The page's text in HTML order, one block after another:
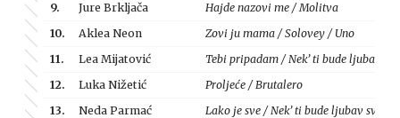
9.
Jure Brkljača
Hajde nazovi me / Molitva
10.
Aklea Neon
Zovi ju mama / Solovey / Uno
11.
Lea Mijatović
Tebi pripadam / Nek’ ti bude ljubav sva
12.
Luka Nižetić
Proljeće / Brutalero
13.
Neda Parmać
Lako je sve / Nek’ ti bude ljubav sva /